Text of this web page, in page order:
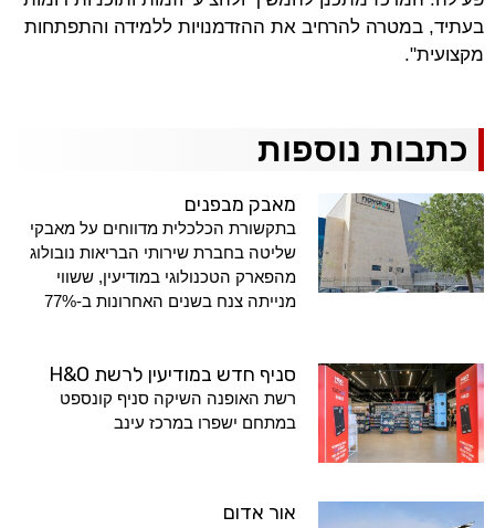
בעתיד, במטרה להרחיב את ההזדמנויות ללמידה והתפתחות
מקצועית".
כתבות נוספות
מאבק מבפנים
בתקשורת הכלכלית מדווחים על מאבקי
שליטה בחברת שירותי הבריאות נובולוג
מהפארק הטכנולוגי במודיעין, ששווי
מנייתה צנח בשנים האחרונות ב-77%
סניף חדש במודיעין לרשת H&O
רשת האופנה השיקה סניף קונספט
במתחם ישפרו במרכז עינב
אור אדום